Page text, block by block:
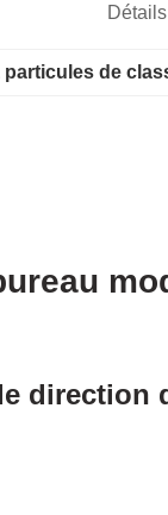
particules de
direction